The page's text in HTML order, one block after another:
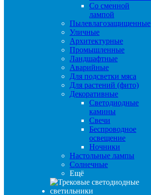
Со сменной
лампой
Пылевлагозащищенные
Уличные
Архитектурные
Промышленные
Ландшафтные
Аварийные
Для подсветки мяса
Для растений (фито)
Декоративные
Светодиодные
камины
Свечи
Беспроводное
освещение
Ночники
Настольные лампы
Солнечные
Ещё